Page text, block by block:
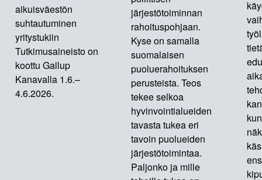
aikuisväestön
suhtautuminen
yritystukiin
Tutkimusaineisto on
koottu Gallup
Kanavalla 1.6.–
4.6.2026.
järjestötoiminnan
rahoituspohjaan.
Kyse on samalla
suomalaisen
puoluerahoituksen
perusteista. Teos
tekee selkoa
hyvinvointialueiden
tavasta tukea eri
tavoin puolueiden
järjestötoimintaa.
Paljonko ja mille